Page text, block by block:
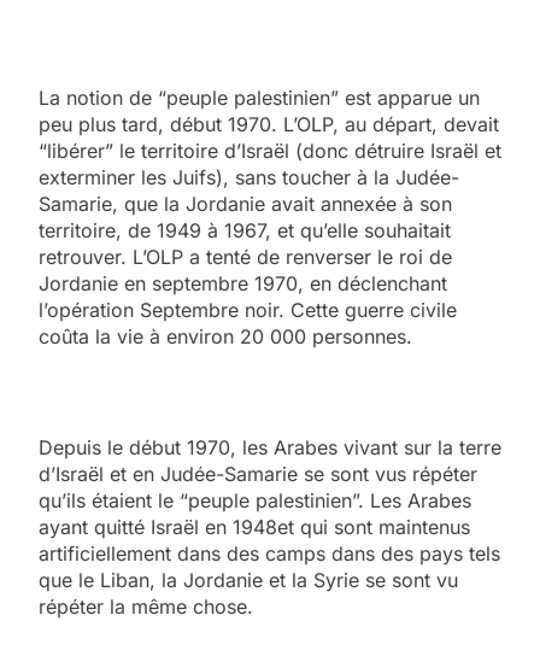
La notion de “peuple palestinien” est apparue un
peu plus tard, début 1970. L’OLP, au départ, devait
“libérer” le territoire d’Israël (donc détruire Israël et
exterminer les Juifs), sans toucher à la Judée-
Samarie, que la Jordanie avait annexée à son
territoire, de 1949 à 1967, et qu’elle souhaitait
retrouver. L’OLP a tenté de renverser le roi de
Jordanie en septembre 1970, en déclenchant
l’opération Septembre noir. Cette guerre civile
coûta la vie à environ 20 000 personnes.
Depuis le début 1970, les Arabes vivant sur la terre
d’Israël et en Judée-Samarie se sont vus répéter
qu’ils étaient le “peuple palestinien”. Les Arabes
ayant quitté Israël en 1948et qui sont maintenus
artificiellement dans des camps dans des pays tels
que le Liban, la Jordanie et la Syrie se sont vu
répéter la même chose.